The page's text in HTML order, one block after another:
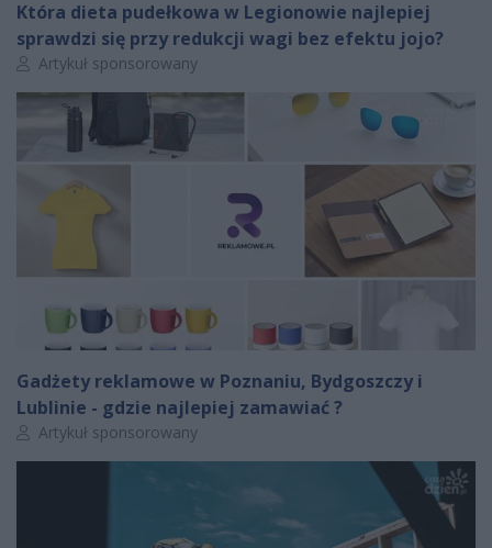
Która dieta pudełkowa w Legionowie najlepiej
sprawdzi się przy redukcji wagi bez efektu jojo?
Autor artykułu:
Artykuł sponsorowany
Gadżety reklamowe w Poznaniu, Bydgoszczy i
Lublinie - gdzie najlepiej zamawiać ?
Autor artykułu:
Artykuł sponsorowany